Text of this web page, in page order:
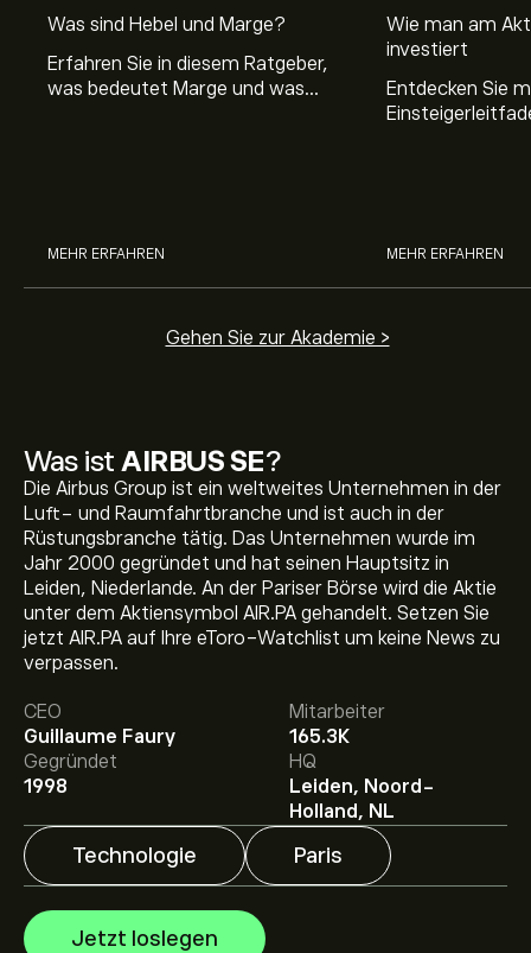
Was ist AIRBUS SE?
Die Airbus Group ist ein weltweites Unternehmen in der
Luft- und Raumfahrtbranche und ist auch in der
Rüstungsbranche tätig. Das Unternehmen wurde im
Jahr 2000 gegründet und hat seinen Hauptsitz in
Leiden, Niederlande. An der Pariser Börse wird die Aktie
unter dem Aktiensymbol AIR.PA gehandelt. Setzen Sie
jetzt AIR.PA auf Ihre eToro-Watchlist um keine News zu
verpassen.
CEO
Guillaume Faury
Mitarbeiter
165.3K
Gegründet
1998
HQ
Leiden, Noord-
Holland, NL
Technologie Paris
Jetzt loslegen
Was sind Hebel und Marge?
Erfahren Sie in diesem Ratgeber,
was bedeutet Marge und was
MEHR ERFAHREN
Wie man am
investiert
Entdecken Sie
MEHR ERFAHREN
Gehen Sie zur Akademie >
Aktueller AIR.PA Aktienkurs liegt bei 212.45‎€‎.
Das durchschnittliche Kursziel für AIRBUS SE liegt bei
212.45‎€‎.Registrieren Sie sich bei eToro
Analystenprognosen und Kursziele zu erhalten.
Analysten erstellen Prognosen für AIRBUS SE basierend
auf Markttrends, Finanzberichten und erwartetem
Wachstum. Hier finden Sie die aktuellen Prognosen für
die weitere Kursentwicklung.
170.13B‎€‎ USD